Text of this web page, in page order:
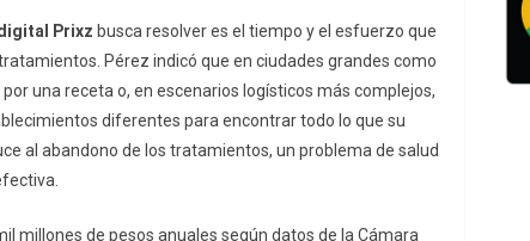
Prixz busca resolver es el tiempo y el esfuerzo que
Pérez indicó que en ciudades grandes como
una receta o, en escenarios logísticos más complejos,
diferentes para encontrar todo lo que su
al abandono de los tratamientos, un problema de salud
millones de pesos anuales según datos de la Cámara